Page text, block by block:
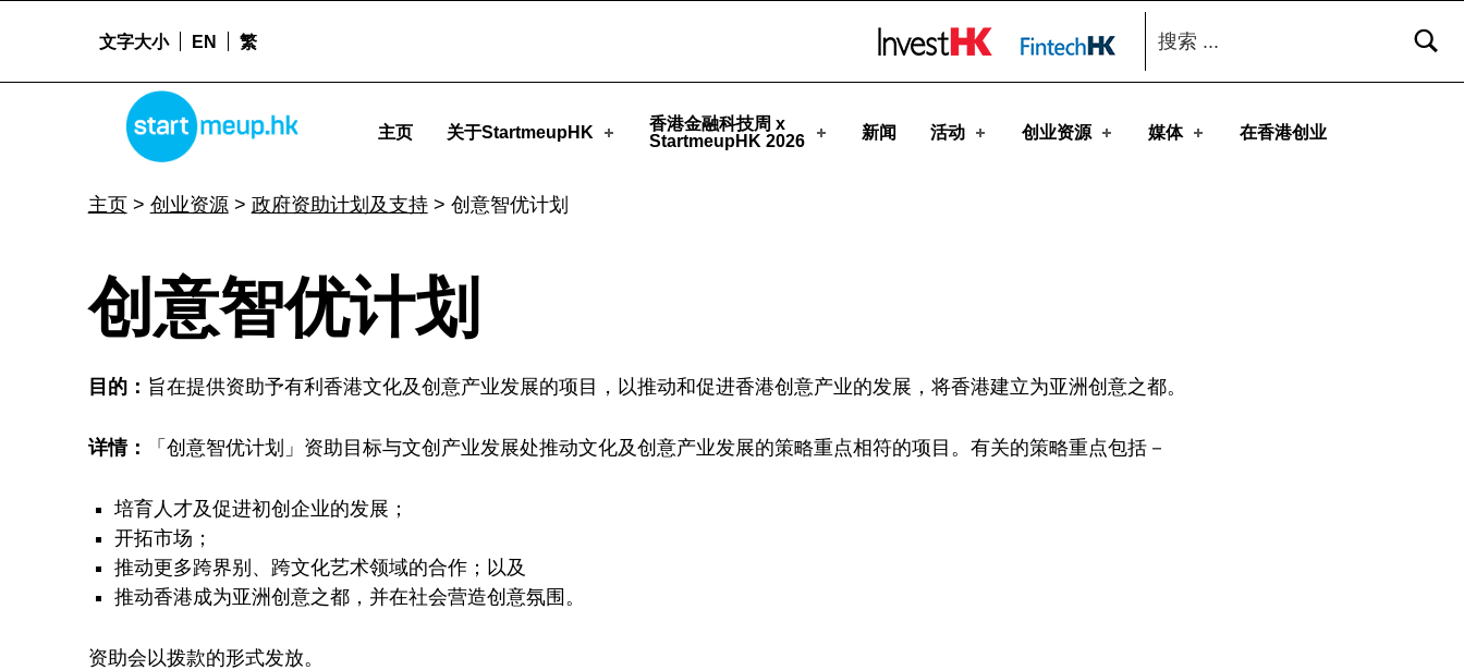
创意智优计划 - StartmeupHK
STARTMEUPHK
主页 关于StartmeupHK
香港金融科技周 x
StartmeupHK 2026
新闻 活动 创业资源 媒体 在香港创业
文字大小 EN 繁
搜索：
主页> 创业资源> 政府资助计划及支持> 创意智优计划
创
意
智
优
计
划
创意智优计划
目的： 旨在提供资助予有利香港文化及创意产业发展的项目，以推动和促进香港创意产业的发展，将香港建立为亚洲创意之都。
详情： 「创意智优计划」资助目标与文创产业发展处推动文化及创意产业发展的策略重点相符的项目。有关的策略重点包括－
培育人才及促进初创企业的发展；
开拓市场；
推动更多跨界别、跨文化艺术领域的合作；以及
推动香港成为亚洲创意之都，并在社会营造创意氛围。
资助会以拨款的形式发放。